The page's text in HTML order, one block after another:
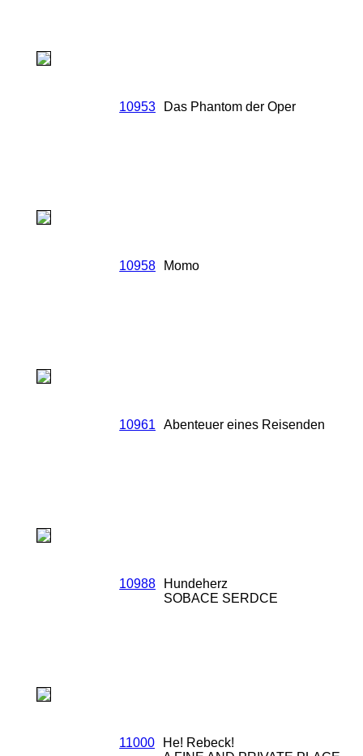
10953 Das Phantom der Oper
10958 Momo
10961 Abenteuer eines Reisenden
10988
Hundeherz
SOBACE SERDCE
11000
He! Rebeck!